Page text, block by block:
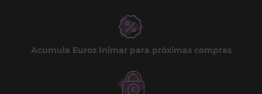
Acumula Euros Inimar para próximas compras